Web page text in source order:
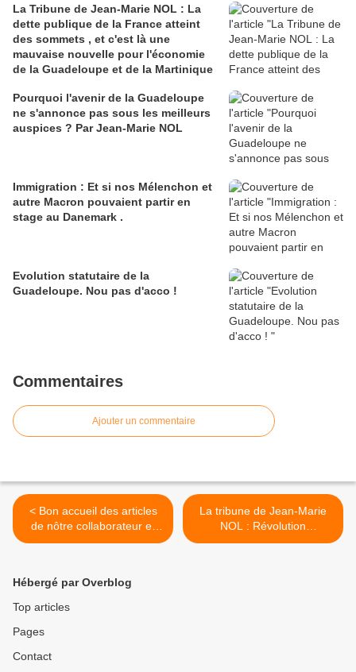
La Tribune de Jean-Marie NOL : La
dette publique de la France atteint
des sommets , et c'est là une
mauvaise nouvelle pour l'économie
de la Guadeloupe et de la Martinique
Pourquoi l'avenir de la Guadeloupe
ne s'annonce pas sous les meilleurs
auspices ? Par Jean-Marie NOL
Immigration : Et si nos Mélenchon et
autre Macron pouvaient partir en
stage au Danemark .
Evolution statutaire de la
Guadeloupe. Nou pas d'acco !
Commentaires
Ajouter un commentaire
< Bon accueil des articles
de nôtre collaborateur et
ami Jean-Marie NOL.
La tribune de Jean-Marie
NOL : Révolution
technologique et mutation
Hébergé par Overblog
Top articles
Pages
Contact